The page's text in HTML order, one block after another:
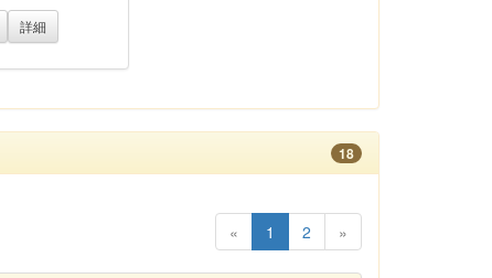
詳細
18
« 1 2 »